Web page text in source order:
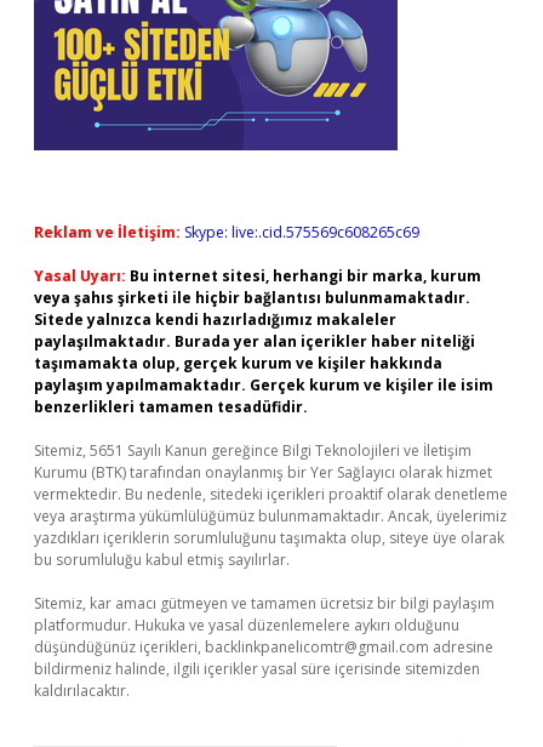
Reklam ve İletişim: Skype: live:.cid.575569c608265c69
Yasal Uyarı: Bu internet sitesi, herhangi bir marka, kurum
veya şahıs şirketi ile hiçbir bağlantısı bulunmamaktadır.
Sitede yalnızca kendi hazırladığımız makaleler
paylaşılmaktadır. Burada yer alan içerikler haber niteliği
taşımamakta olup, gerçek kurum ve kişiler hakkında
paylaşım yapılmamaktadır. Gerçek kurum ve kişiler ile isim
benzerlikleri tamamen tesadüfidir.
Sitemiz, 5651 Sayılı Kanun gereğince Bilgi Teknolojileri ve İletişim
Kurumu (BTK) tarafından onaylanmış bir Yer Sağlayıcı olarak hizmet
vermektedir. Bu nedenle, sitedeki içerikleri proaktif olarak denetleme
veya araştırma yükümlülüğümüz bulunmamaktadır. Ancak, üyelerimiz
yazdıkları içeriklerin sorumluluğunu taşımakta olup, siteye üye olarak
bu sorumluluğu kabul etmiş sayılırlar.
Sitemiz, kar amacı gütmeyen ve tamamen ücretsiz bir bilgi paylaşım
platformudur. Hukuka ve yasal düzenlemelere aykırı olduğunu
düşündüğünüz içerikleri, backlinkpanelicomtr@gmail.com adresine
bildirmeniz halinde, ilgili içerikler yasal süre içerisinde sitemizden
kaldırılacaktır.